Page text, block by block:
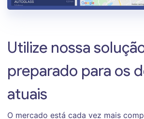
Utilize nossa
preparado para os
atuais
O mercado está cada vez mais